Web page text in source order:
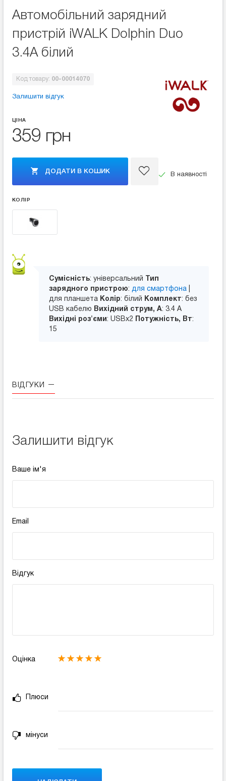
Автомобільний зарядний
пристрій iWALK Dolphin Duo
3.4А білий
Код товару: 00-00014070
Залишити відгук
ЦІНА
359 грн
ДОДАТИ В КОШИК
В наявності
КОЛІР
Сумісність: універсальний
Тип
зарядного пристрою: для смартфона
для планшета Колір: білий Комплект: без
USB кабелю
Вихідний струм, А: 3.4 A
Вихідні роз'єми: USBx2 Потужність, Вт:
15
ВІДГУКИ
Залишити відгук
Ваше ім'я
Email
Відгук
Оцінка
Плюси
мінуси